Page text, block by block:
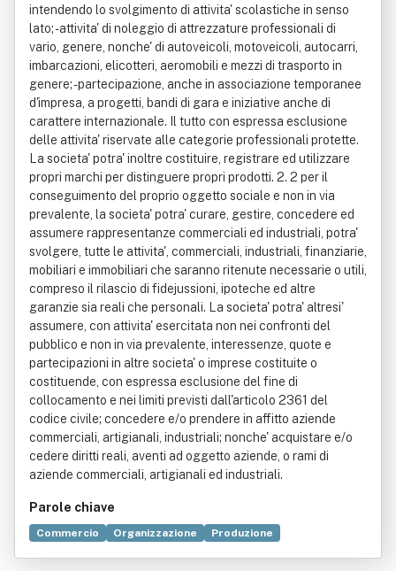
intendendo lo svolgimento di attivita' scolastiche in senso
lato; - attivita' di noleggio di attrezzature professionali di
vario, genere, nonche' di autoveicoli, motoveicoli, autocarri,
imbarcazioni, elicotteri, aeromobili e mezzi di trasporto in
genere; - partecipazione, anche in associazione temporanee
d'impresa, a progetti, bandi di gara e iniziative anche di
carattere internazionale. Il tutto con espressa esclusione
delle attivita' riservate alle categorie professionali protette.
La societa' potra' inoltre costituire, registrare ed utilizzare
propri marchi per distinguere propri prodotti. 2. 2 per il
conseguimento del proprio oggetto sociale e non in via
prevalente, la societa' potra' curare, gestire, concedere ed
assumere rappresentanze commerciali ed industriali, potra'
svolgere, tutte le attivita', commerciali, industriali, finanziarie,
mobiliari e immobiliari che saranno ritenute necessarie o utili,
compreso il rilascio di fidejussioni, ipoteche ed altre
garanzie sia reali che personali. La societa' potra' altresi'
assumere, con attivita' esercitata non nei confronti del
pubblico e non in via prevalente, interessenze, quote e
partecipazioni in altre societa' o imprese costituite o
costituende, con espressa esclusione del fine di
collocamento e nei limiti previsti dall'articolo 2361 del
codice civile; concedere e/o prendere in affitto aziende
commerciali, artigianali, industriali; nonche' acquistare e/o
cedere diritti reali, aventi ad oggetto aziende, o rami di
aziende commerciali, artigianali ed industriali.
Parole chiave
Commercio Organizzazione
Produzione